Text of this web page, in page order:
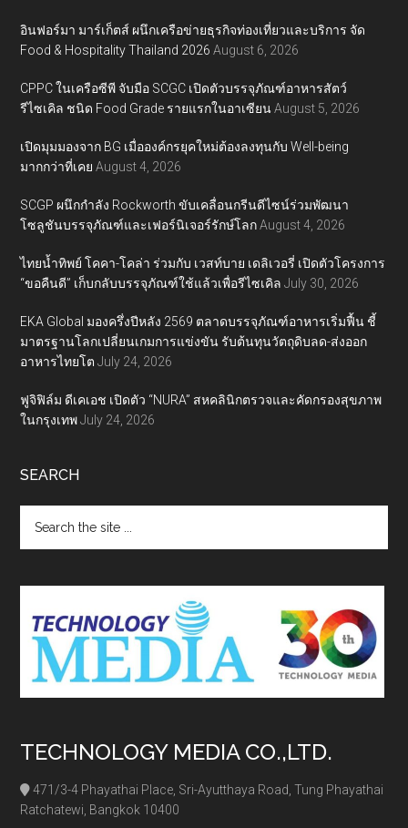
อินฟอร์มา มาร์เก็ตส์ ผนึกเครือข่ายธุรกิจท่องเที่ยวและบริการ จัด
Food & Hospitality Thailand 2026 August 6, 2026
CPPC ในเครือซีพี จับมือ SCGC เปิดตัวบรรจุภัณฑ์อาหารสัตว์
รีไซเคิล ชนิด Food Grade รายแรกในอาเซียน August 5, 2026
เปิดมุมมองจาก BG เมื่อองค์กรยุคใหม่ต้องลงทุนกับ Well-being
มากกว่าที่เคย August 4, 2026
SCGP ผนึกกำลัง Rockworth ขับเคลื่อนกรีนดีไซน์ร่วมพัฒนา
โซลูชันบรรจุภัณฑ์และเฟอร์นิเจอร์รักษ์โลก August 4, 2026
ไทยน้ำทิพย์ โคคา-โคล่า ร่วมกับ เวสท์บาย เดลิเวอรี่ เปิดตัวโครงการ
“ขอคืนดี” เก็บกลับบรรจุภัณฑ์ใช้แล้วเพื่อรีไซเคิล July 30, 2026
EKA Global มองครึ่งปีหลัง 2569 ตลาดบรรจุภัณฑ์อาหารเริ่มฟื้น ชี้
มาตรฐานโลกเปลี่ยนเกมการแข่งขัน รับต้นทุนวัตถุดิบลด-ส่งออก
อาหารไทยโต July 24, 2026
ฟูจิฟิล์ม ดีเคเอช เปิดตัว “NURA” สหคลินิกตรวจและคัดกรองสุขภาพ
ในกรุงเทพ July 24, 2026
SEARCH
the
TECHNOLOGY MEDIA CO.,LTD.
471/3-4 Phayathai Place, Sri-Ayutthaya Road, Tung Phayathai
Ratchatewi, Bangkok 10400